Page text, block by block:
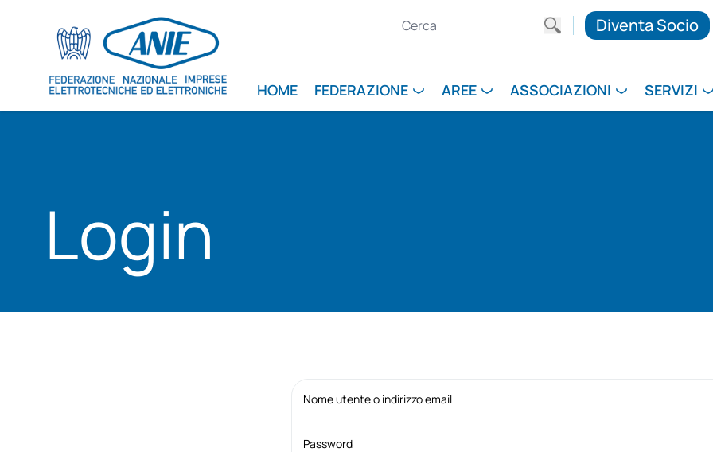
Diventa Socio
HOME FEDERAZIONE AREE ASSOCIAZIONI SERVIZI
Login
Nome utente o indirizzo email
Password